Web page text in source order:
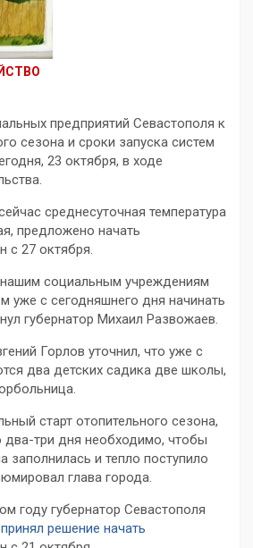
предприятий Севастополя к
сезона и сроки запуска систем
23 октября, в ходе
среднесуточная температура
предложено начать
с 27 октября.
социальным учреждениям
уже с сегодняшнего дня начинать
губернатор Михаил Развожаев.
Горлов уточнил, что уже с
два детских садика две школы,
старт отопительного сезона,
два-три дня необходимо, чтобы
заполнилась и тепло поступило
глава города.
году губернатор Севастополя
принял решение начать